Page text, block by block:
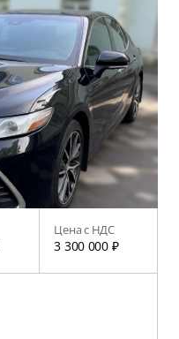
Цена с НДС
3 300 000 ₽